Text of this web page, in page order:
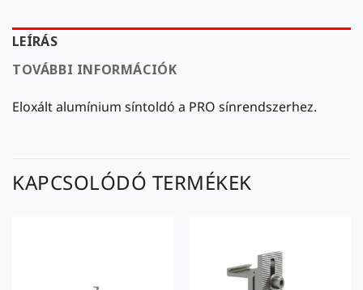
LEÍRÁS
TOVÁBBI INFORMÁCIÓK
Eloxált alumínium síntoldó a PRO sínrendszerhez.
KAPCSOLÓDÓ TERMÉKEK